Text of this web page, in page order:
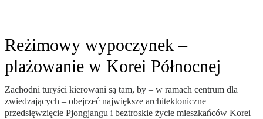
Reżimowy wypoczynek –
plażowanie w Korei Północnej
Zachodni turyści kierowani są tam, by – w ramach centrum dla
zwiedzających – obejrzeć największe architektoniczne
przedsięwzięcie Pjongjangu i beztroskie życie mieszkańców Korei